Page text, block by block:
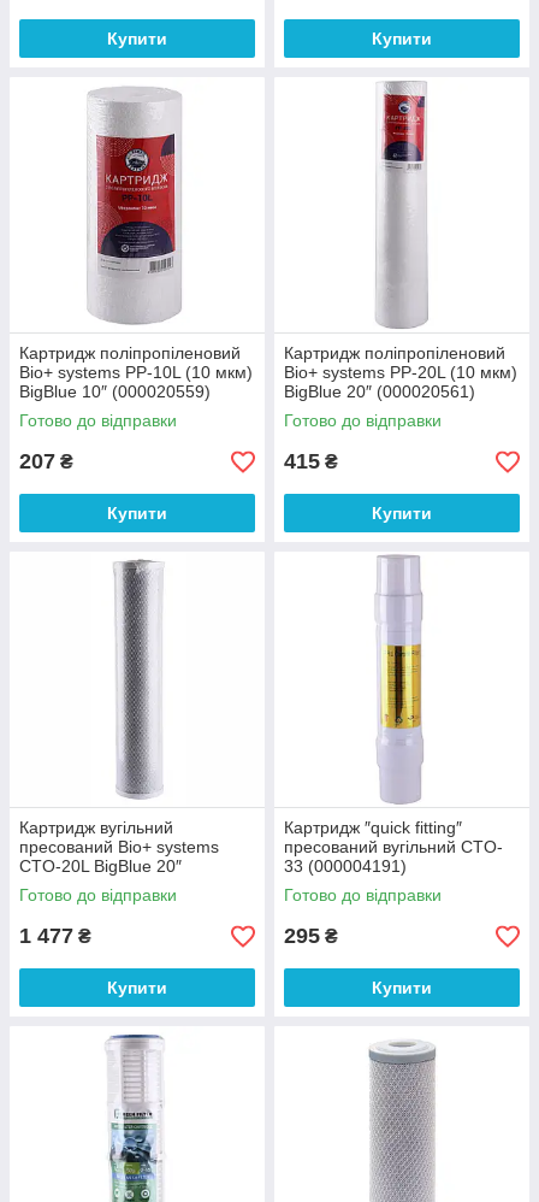
Купити Купити
Картридж поліпропіленовий
Bio+ systems PP-10L (10 мкм)
BigBlue 10″ (000020559)
Готово до відправки
207 ₴
Купити
Картридж поліпропіленовий
Bio+ systems PP-20L (10 мкм)
BigBlue 20″ (000020561)
Готово до відправки
415 ₴
Купити
Картридж вугільний
пресований Bio+ systems
CTO-20L BigBlue 20″
(000004355)
Готово до відправки
1 477 ₴
Купити
Картридж ″quick fitting″
пресований вугільний CTO-
33 (000004191)
Готово до відправки
295 ₴
Купити